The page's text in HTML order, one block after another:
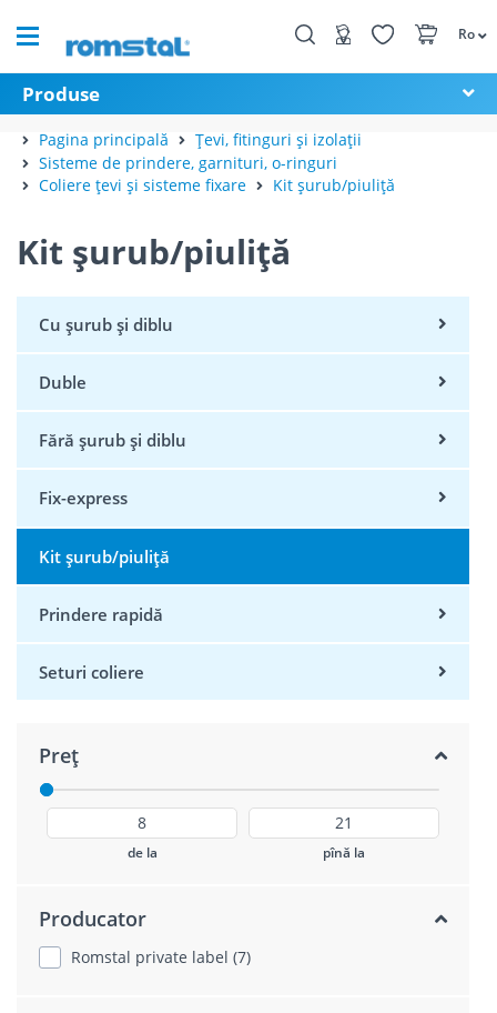
Ro
Produse
Pagina principală
Țevi, fitinguri și izolații
Sisteme de prindere, garnituri, o-ringuri
Coliere țevi și sisteme fixare
Kit șurub/piuliță
Kit șurub/piuliță
Cu șurub și diblu
Duble
Fără șurub și diblu
Fix-express
Kit șurub/piuliță
Prindere rapidă
Seturi coliere
Preț
de la pînă la
Producator
Romstal private label (7)